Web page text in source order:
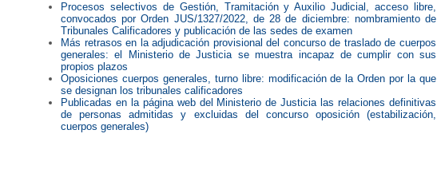
Procesos selectivos de Gestión, Tramitación y Auxilio Judicial, acceso libre,
convocados por Orden JUS/1327/2022, de 28 de diciembre: nombramiento de
Tribunales Calificadores y publicación de las sedes de examen
Más retrasos en la adjudicación provisional del concurso de traslado de cuerpos
generales: el Ministerio de Justicia se muestra incapaz de cumplir con sus
propios plazos
Oposiciones cuerpos generales, turno libre: modificación de la Orden por la que
se designan los tribunales calificadores
Publicadas en la página web del Ministerio de Justicia las relaciones definitivas
de personas admitidas y excluidas del concurso oposición (estabilización,
cuerpos generales)